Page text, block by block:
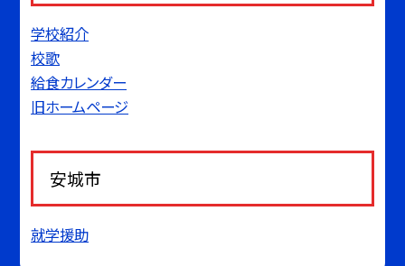
学校紹介
校歌
給食カレンダー
旧ホームページ
安城市
就学援助